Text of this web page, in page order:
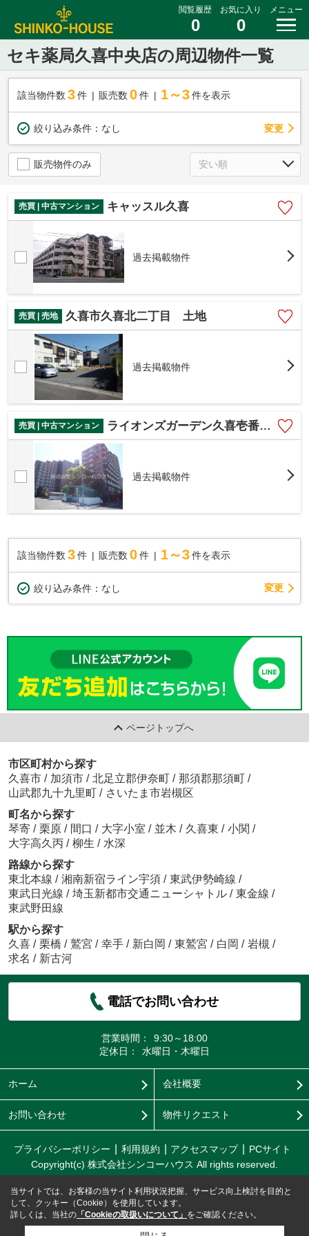
閲覧履歴
0
お気に入り
0
メニュー
セキ薬局久喜中央店の周辺物件一覧
該当物件数 3件 販売数 0 件 1～3 件を表示
絞り込み条件： なし 変更
販売物件のみ
売買 | 中古マンション キャッスル久喜
過去掲載物件
売買 | 売地 久喜市久喜北二丁目 土地
過去掲載物件
売買 | 中古マンション ライオンズガーデン久喜壱番館 14階
過去掲載物件
該当物件数 3件 販売数 0 件 1～3 件を表示
絞り込み条件： なし 変更
ページトップへ
市区町村から探す
久喜市 / 加須市 / 北足立郡伊奈町 / 那須郡那須町 /
山武郡九十九里町 / さいたま市岩槻区
町名から探す
琴寄 / 栗原 / 間口 / 大字小室 / 並木 / 久喜東 / 小関 /
大字高久丙 / 柳生 / 水深
路線から探す
東北本線 / 湘南新宿ライン宇須 / 東武伊勢崎線 /
東武日光線 / 埼玉新都市交通ニューシャトル / 東金線 /
東武野田線
駅から探す
久喜 / 栗橋 / 鷲宮 / 幸手 / 新白岡 / 東鷲宮 / 白岡 / 岩槻 /
求名 / 新古河
電話でお問い合わせ
営業時間：
9:30～18:00
定休日：
水曜日・木曜日
ホーム 会社概要
お問い合わせ 物件リクエスト
プライバシーポリシー 利用規約 アクセスマップ
PCサイト
Copyright(c) 株式会社シンコーハウス All rights reserved.
当サイトでは、お客様の当サイト利用状況把握、サービス向上検討を目的と
して、クッキー（Cookie）を使用しています。
詳しくは、当社の 「Cookieの取扱いについて」 をご確認ください。